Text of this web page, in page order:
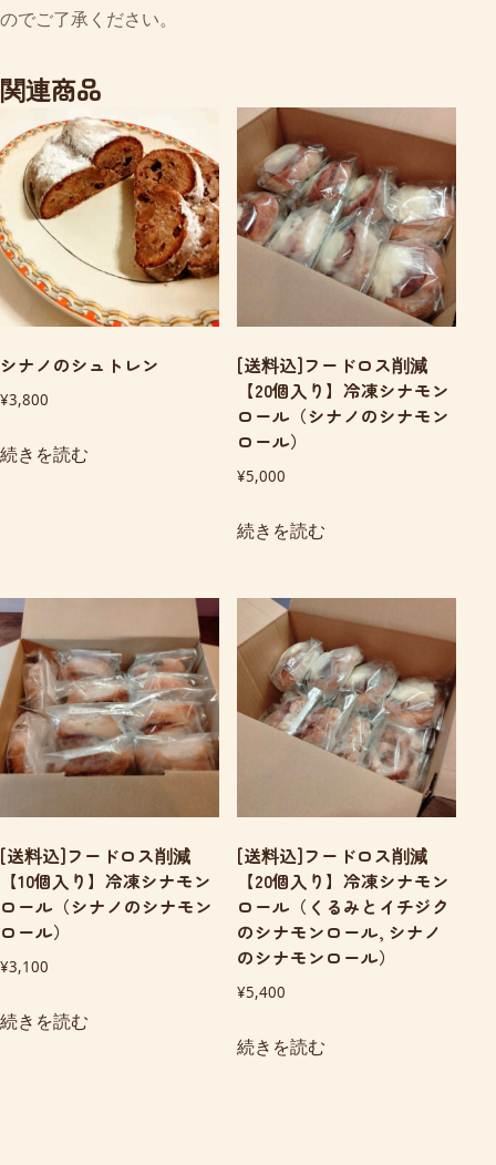
のでご了承ください。
関連商品
シナノのシュトレン
¥3,800
続きを読む
[送料込]フードロス削減
【20個入り】冷凍シナモン
ロール（シナノのシナモン
ロール）
¥5,000
続きを読む
[送料込]フードロス削減
【10個入り】冷凍シナモン
ロール（シナノのシナモン
ロール）
¥3,100
続きを読む
[送料込]フードロス削減
【20個入り】冷凍シナモン
ロール（くるみとイチジク
のシナモンロール, シナノ
のシナモンロール）
¥5,400
続きを読む